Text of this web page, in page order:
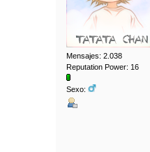
Mensajes: 2.038
Reputation Power: 16
Sexo: